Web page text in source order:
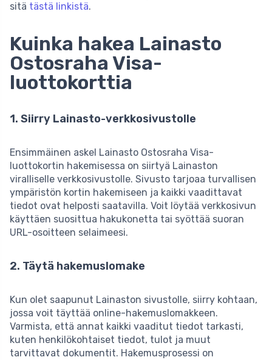
sitä tästä linkistä.
Kuinka hakea Lainasto
Ostosraha Visa­-
luottokorttia
1. Siirry Lainasto-verkkosivustolle
Ensimmäinen askel Lainasto Ostosraha Visa­-
luottokortin hakemisessa on siirtyä Lainaston
viralliselle verkkosivustolle. Sivusto tarjoaa turvallisen
ympäristön kortin hakemiseen ja kaikki vaadittavat
tiedot ovat helposti saatavilla. Voit löytää verkkosivun
käyttäen suosittua hakukonetta tai syöttää suoran
URL-osoitteen selaimeesi.
2. Täytä hakemuslomake
Kun olet saapunut Lainaston sivustolle, siirry kohtaan,
jossa voit täyttää online-hakemuslomakkeen.
Varmista, että annat kaikki vaaditut tiedot tarkasti,
kuten henkilökohtaiset tiedot, tulot ja muut
tarvittavat dokumentit. Hakemusprosessi on